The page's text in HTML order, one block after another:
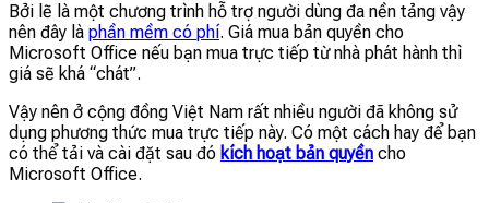
Bởi lẽ là một chương trình hỗ trợ người dùng đa nền tảng vậy
nên đây là phần mềm có phí. Giá mua bản quyền cho
Microsoft Office nếu bạn mua trực tiếp từ nhà phát hành thì
giá sẽ khá “chát”.
Vậy nên ở cộng đồng Việt Nam rất nhiều người đã không sử
dụng phương thức mua trực tiếp này. Có một cách hay để bạn
có thể tải và cài đặt sau đó kích hoạt bản quyền cho
Microsoft Office.